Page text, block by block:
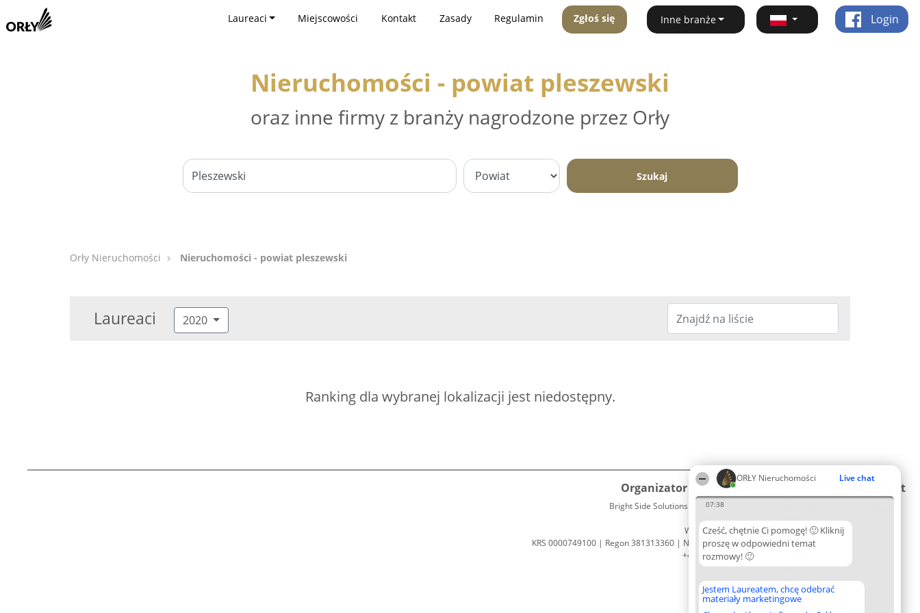
ORŁY Nieruchomości Live chat
07:38
Cześć, chętnie Ci pomogę! 🙂 Kliknij
proszę w odpowiedni temat
rozmowy! 🙂
Jestem Laureatem, chcę odebrać
materiały marketingowe
Laureaci Miejscowości Kontakt Zasady Regulamin Zgłoś się Inne branże Login
Nieruchomości - powiat pleszewski
oraz inne firmy z branży nagrodzone przez Orły
Szukaj
Orły Nieruchomości Nieruchomości - powiat pleszewski
Laureaci 2020
Ranking dla wybranej lokalizacji jest niedostępny.
Organizator plebiscytu
Bright Side Solutions sp. z o. o. sp. k.
ul. Ruska 22
Wrocław 50-079
KRS 0000749100 | Regon 381313360 | NIP 8943132676
+48 508 492 400
Lista
wszystkich
Laureatów
Regulamin
Polityka
Prywatności
Kontakt